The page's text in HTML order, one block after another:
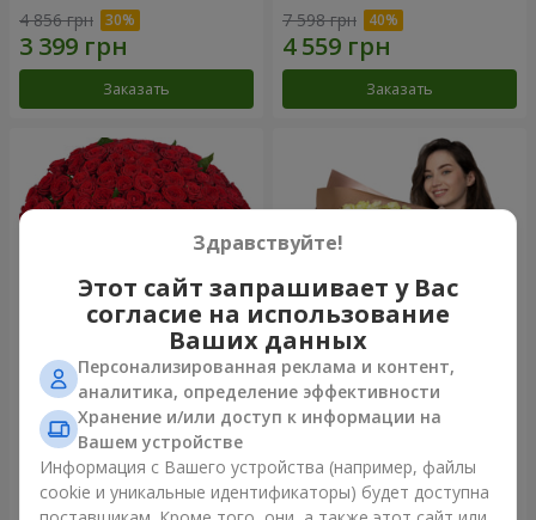
4 856 грн
Заказать
7 598 грн
Заказать
101 красная роза
9 744 грн
Заказать
Букет "Сердце – сердцу"
Заказать
Здравствуйте!
Этот сайт запрашивает у Вас
согласие на использование
Ваших данных
Персонализированная реклама и контент,
аналитика, определение эффективности
Хранение и/или доступ к информации на
Вашем устройстве
Информация с Вашего устройства (например, файлы
cookie и уникальные идентификаторы) будет доступна